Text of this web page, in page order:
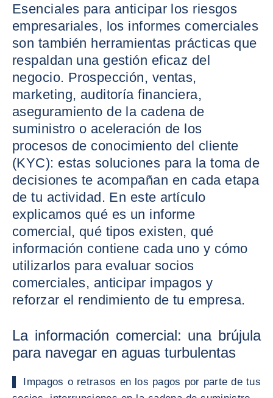
Esenciales para anticipar los riesgos
empresariales, los informes comerciales
son también herramientas prácticas que
respaldan una gestión eficaz del
negocio. Prospección, ventas,
marketing, auditoría financiera,
aseguramiento de la cadena de
suministro o aceleración de los
procesos de conocimiento del cliente
(KYC): estas soluciones para la toma de
decisiones te acompañan en cada etapa
de tu actividad. En este artículo
explicamos qué es un informe
comercial, qué tipos existen, qué
información contiene cada uno y cómo
utilizarlos para evaluar socios
comerciales, anticipar impagos y
reforzar el rendimiento de tu empresa.
La información comercial: una brújula
para navegar en aguas turbulentas
▌ Impagos o retrasos en los pagos por parte de tus